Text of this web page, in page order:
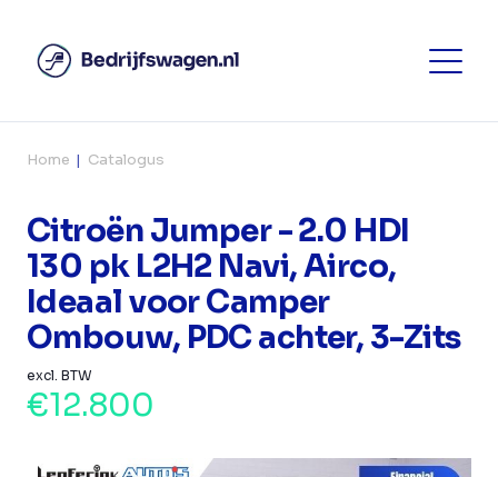
Home Catalogus
Citroën Jumper - 2.0 HDI
130 pk L2H2 Navi, Airco,
Ideaal voor Camper
Ombouw, PDC achter, 3-Zits
excl. BTW
€12.800